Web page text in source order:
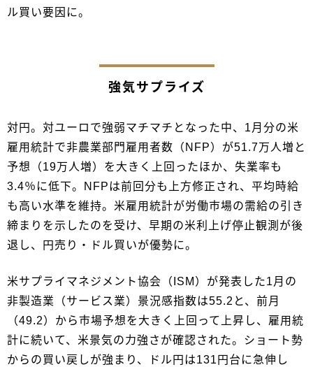
ル買い要因に。
強気サプライズ
対円。対ユーロで強弱マチマチとなった中、1月分の米
雇用統計で非農業部門雇用者数（NFP）が51.7万人増と
予想（19万人増）を大きく上回ったほか、失業率も
3.4％に低下。NFPは前回分も上方修正され、平均時給
も高い水準を維持。米雇用統計が労働市場の需給の引き
締まりを示したのを受け、早期の米利上げ停止観測が後
退し、円売り・ドル買いが優勢に。
米サプライマネジメント協会（ISM）が発表した1月の
非製造業（サービス業）景況感指数は55.2と、前月
（49.2）から市場予想を大きく上回って上昇し、雇用統
計に続いて、米景気の力強さが確認された。ショート勢
からの買い戻しが強まり、ドル円は131円台に急伸し